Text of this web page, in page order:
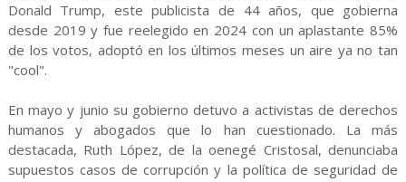
Donald Trump, este publicista de 44 años, que gobierna
desde 2019 y fue reelegido en 2024 con un aplastante 85%
de los votos, adoptó en los últimos meses un aire ya no tan
"cool".
En mayo y junio su gobierno detuvo a activistas de derechos
humanos y abogados que lo han cuestionado. La más
destacada, Ruth López, de la oenegé Cristosal, denunciaba
supuestos casos de corrupción y la política de seguridad de